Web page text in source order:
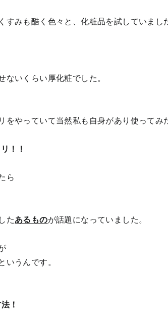
すみも酷く色々と、化粧品を試していまし
いくらい厚化粧でした。
をやっていて当然私も自身があり使ってみ
！！
ら
したあるものが話題になっていました。
いうんです。
！